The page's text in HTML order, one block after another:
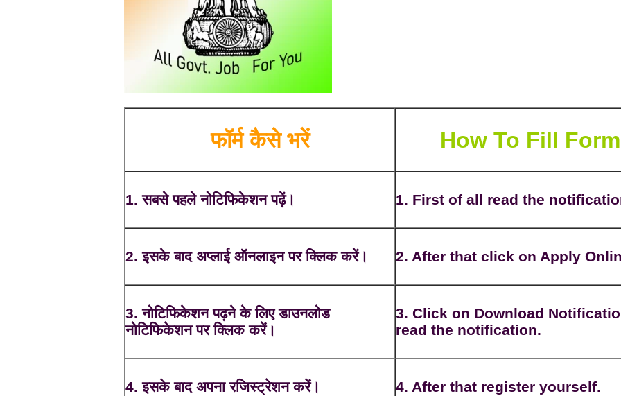
फॉर्म कैसे भरें How To Fill Form
1. सबसे पहले नोटिफिकेशन पढ़ें। 1. First of all read the
2. इसके बाद अप्लाई ऑनलाइन पर क्लिक करें। 2. After that click on Apply
3. नोटिफिकेशन पढ़ने के लिए डाउनलोड
नोटिफिकेशन पर क्लिक करें।
3. Click on Download
read the notification.
4. इसके बाद अपना रजिस्ट्रेशन करें। 4. After that register yourself.